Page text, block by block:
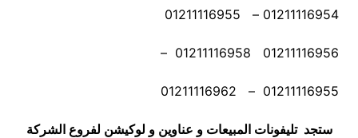
01211116954 – 01211116955
01211116956 01211116958 –
01211116955 – 01211116962
ستجد تليفونات المبيعات و عناوين و لوكيشن لفروع الشركة